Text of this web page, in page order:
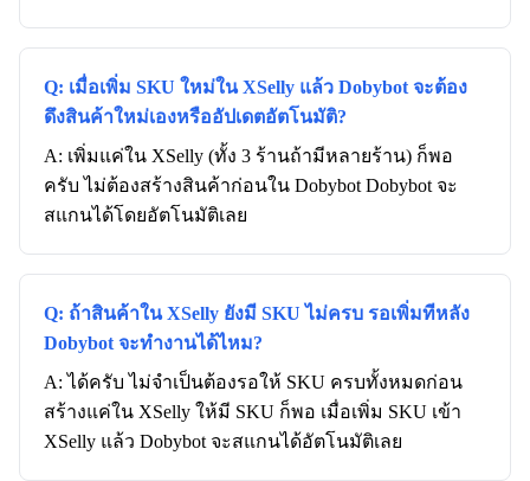
Q: เมื่อเพิ่ม SKU ใหม่ใน XSelly แล้ว Dobybot จะต้อง
ดึงสินค้าใหม่เองหรืออัปเดตอัตโนมัติ?
A: เพิ่มแค่ใน XSelly (ทั้ง 3 ร้านถ้ามีหลายร้าน) ก็พอ
ครับ ไม่ต้องสร้างสินค้าก่อนใน Dobybot Dobybot จะ
สแกนได้โดยอัตโนมัติเลย
Q: ถ้าสินค้าใน XSelly ยังมี SKU ไม่ครบ รอเพิ่มทีหลัง
Dobybot จะทำงานได้ไหม?
A: ได้ครับ ไม่จำเป็นต้องรอให้ SKU ครบทั้งหมดก่อน
สร้างแค่ใน XSelly ให้มี SKU ก็พอ เมื่อเพิ่ม SKU เข้า
XSelly แล้ว Dobybot จะสแกนได้อัตโนมัติเลย